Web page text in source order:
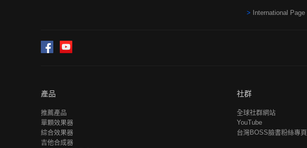
International Page
Facebook
產品
推薦產品
單顆效果器
綜合效果器
吉他合成器
社群
全球社群網站
YouTube
台灣BOSS臉書粉絲專頁